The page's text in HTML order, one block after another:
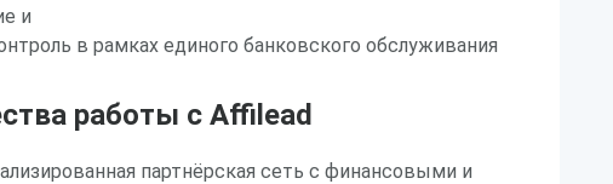
и
в рамках единого банковского обслуживания
работы с Affilead
партнёрская сеть с финансовыми и